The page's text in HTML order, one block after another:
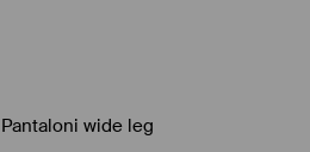
Pantaloni wide leg